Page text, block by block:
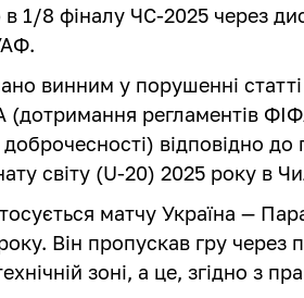
в 1/8 фіналу ЧС-2025 через
винним у порушенні
регламентів
доброчесності) відповідно
світу (U-20) 2025 року в
матчу Україна —
Він пропускав гру через
зоні, а це, згідно з